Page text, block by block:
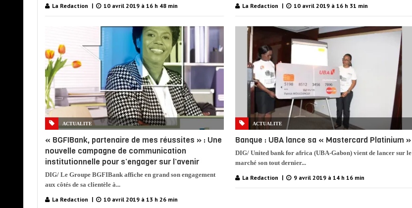
La Redaction
10 avril 2019 à 16 h 48 min
La Redaction
10 avril 2019 à 16 h 31 min
ACTUALITE
« BGFIBank, partenaire de mes réussites » : Une
nouvelle campagne de communication
institutionnelle pour s’engager sur l’avenir
DIG/ Le Groupe BGFIBank affiche en grand son engagement
aux côtés de sa clientèle à...
La Redaction
10 avril 2019 à 13 h 26 min
ACTUALITE
Banque : UBA lance sa « Mastercard Platinium »
DIG/ United bank for africa (UBA-Gabon) vient de lancer sur le
marché son tout dernier...
La Redaction
9 avril 2019 à 14 h 16 min